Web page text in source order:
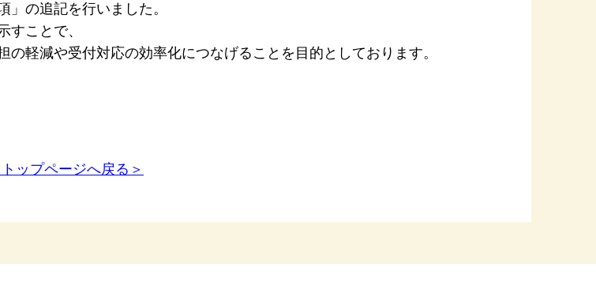
」の追記を行いました。
すことで、
軽減や受付対応の効率化につなげることを目的としております。
トップページへ戻る＞